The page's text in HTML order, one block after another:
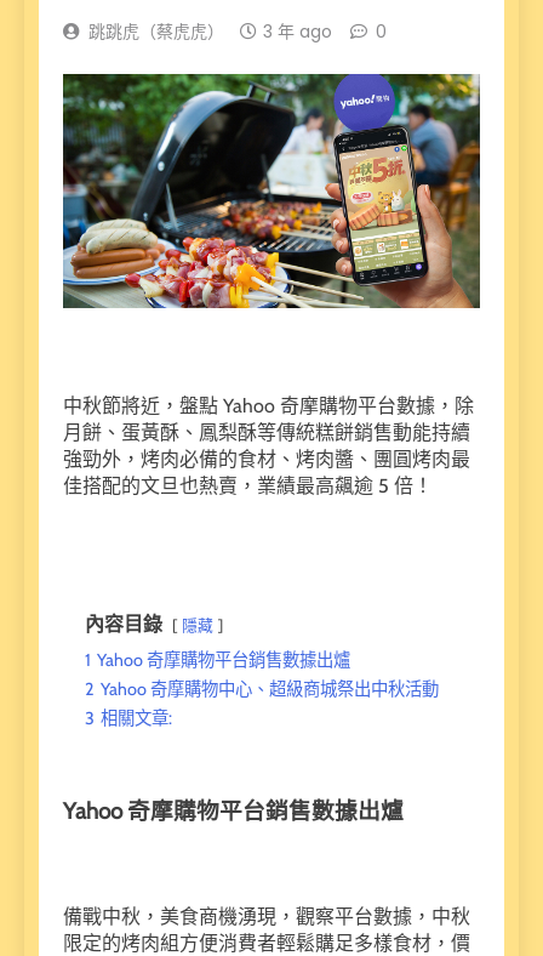
跳跳虎（蔡虎虎） 3 年 ago 0
中秋節將近，盤點 Yahoo 奇摩購物平台數據，除
月餅、蛋黃酥、鳳梨酥等傳統糕餅銷售動能持續
強勁外，烤肉必備的食材、烤肉醬、團圓烤肉最
佳搭配的文旦也熱賣，業績最高飆逾 5 倍！
內容目錄 隱藏
1 Yahoo 奇摩購物平台銷售數據出爐
2 Yahoo 奇摩購物中心、超級商城祭出中秋活動
3 相關文章:
Yahoo 奇摩購物平台銷售數據出爐
備戰中秋，美食商機湧現，觀察平台數據，中秋
限定的烤肉組方便消費者輕鬆購足多樣食材，價